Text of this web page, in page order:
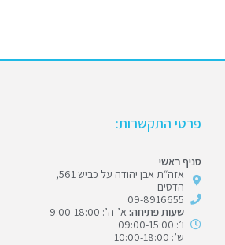
פרטי התקשרות:
סניף ראשי
אזה״ת אבן יהודה על כביש 561,
הדסים
09-8916655
שעות פתיחה: א’-ה’: 9:00-18:00
ו’: 09:00-15:00
ש’: 10:00-18:00